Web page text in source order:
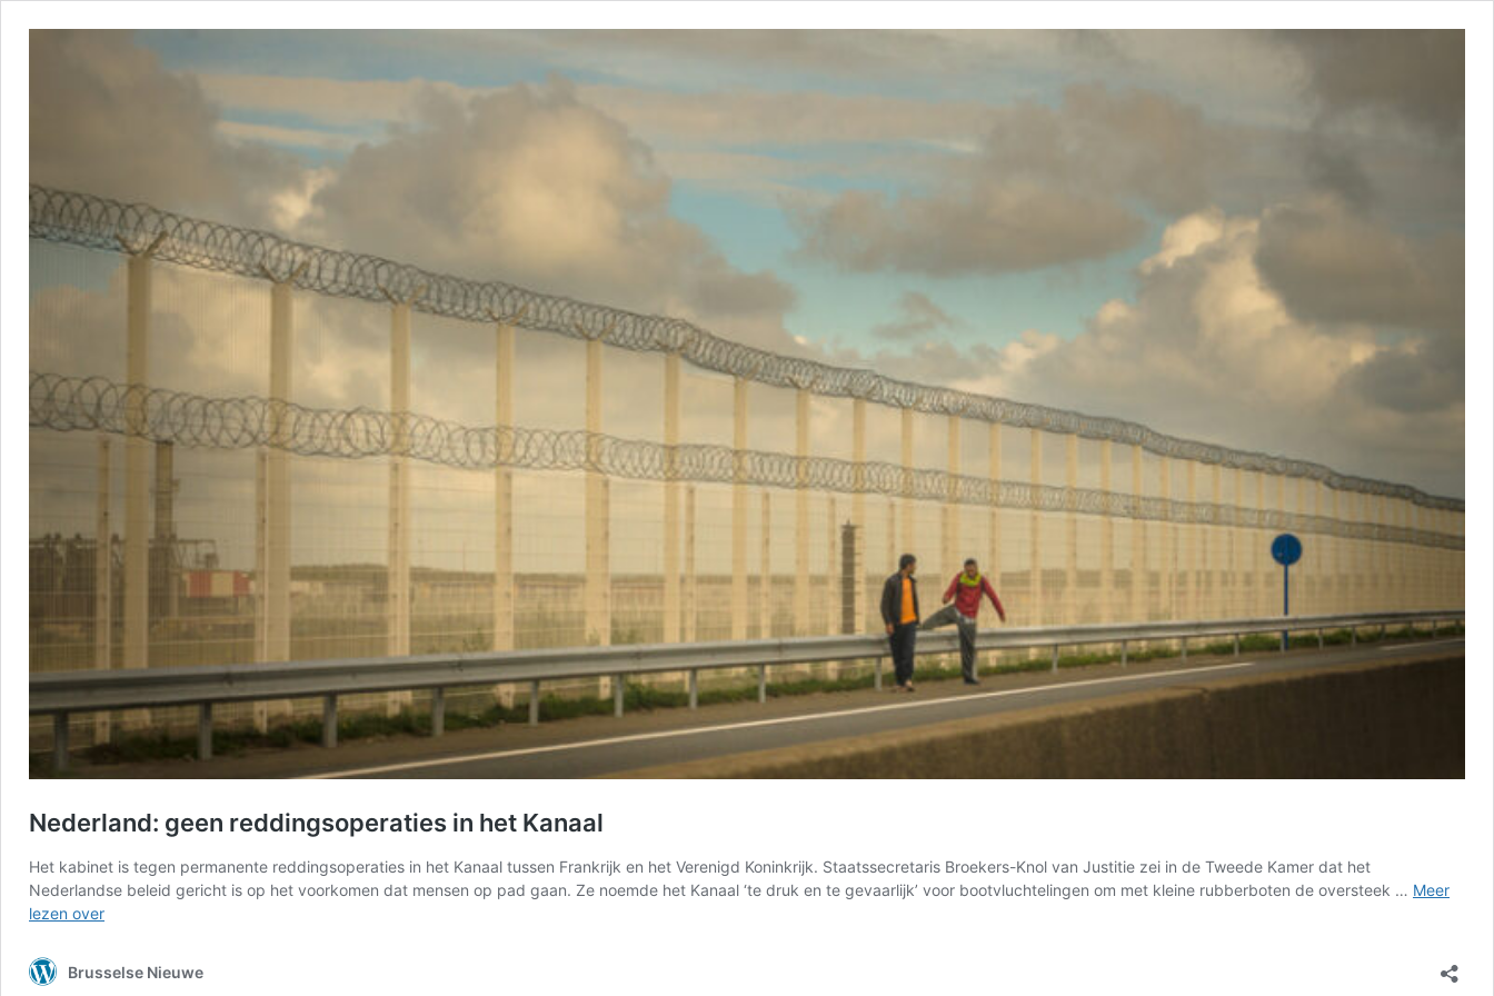
Nederland: geen reddingsoperaties in het Kanaal
Het kabinet is tegen permanente reddingsoperaties in het Kanaal tussen Frankrijk en het Verenigd Koninkrijk. Staatssecretaris Broekers-Knol van Justitie zei in de Tweede Kamer dat het
Nederlandse beleid gericht is op het voorkomen dat mensen op pad gaan. Ze noemde het Kanaal ‘te druk en te gevaarlijk’ voor bootvluchtelingen om met kleine rubberboten de oversteek … Meer
lezen overNederland:
in
Brusselse Nieuwe